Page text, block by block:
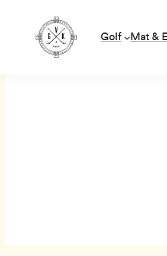
till
Golf Mat &